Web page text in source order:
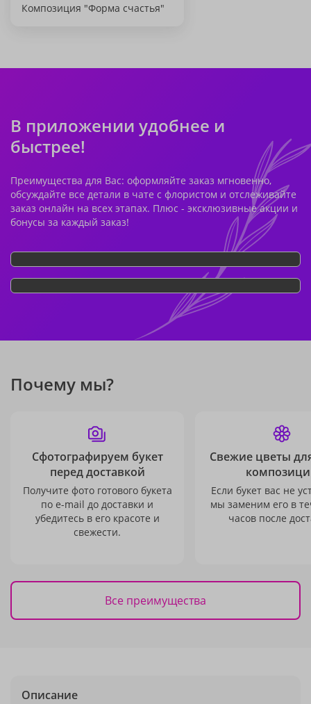
Композиция "Форма счастья"
В приложении удобнее и
быстрее!
Преимущества для Вас: оформляйте заказ мгновенно,
обсуждайте все детали в чате с флористом и отслеживайте
заказ онлайн на всех этапах. Плюс - эксклюзивные акции и
бонусы за каждый заказ!
Почему мы?
Сфотографируем букет
перед доставкой
Получите фото готового букета
по e-mail до доставки и
убедитесь в его красоте и
свежести.
Свежие цветы
Если букет вас не
мы заменим его в
часов после
Все преимущества
Описание